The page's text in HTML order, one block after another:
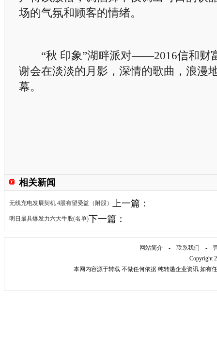
场的气氛和顾客的情绪。
“秋 印象”湖畔派对——2016信和财
谢会在淡淡的月影，深情的歌曲，浪漫
幕。
相关新闻
上一篇：
无线充电发展契机 4股有望受益（附股）
下一篇：
明日最具爆发力六大牛股(名单)
网站简介 - 联系我们 -
Copyright
本网内容源于转载 不做任何依据 纯转递企业资讯 如有